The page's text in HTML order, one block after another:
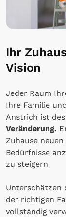
Ihr
Vision
Jeder Raum
Ihre Familie
Anstrich ist
Veränderung.
Zuhause
Bedürfnisse
zu steigern.
Unterschätzen
der richtigen
vollständig